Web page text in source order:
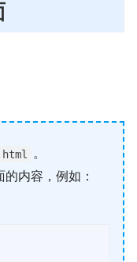
。
内容，例如：